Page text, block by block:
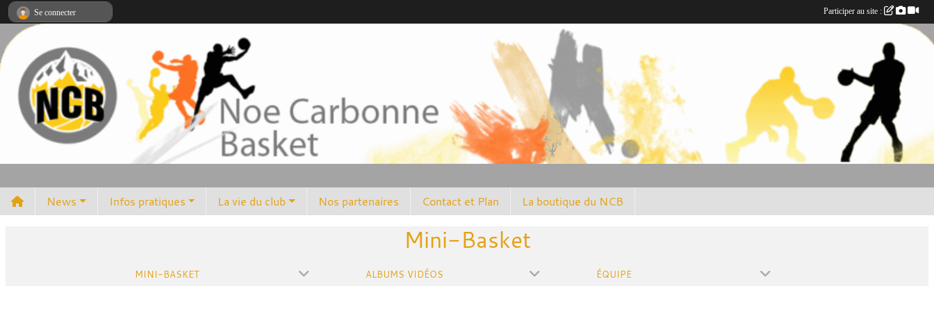
News Infos pratiques La vie du club Nos partenaires Contact et Plan La boutique du NCB
Mini-Basket
MINI-BASKET ALBUMS VIDÉOS ÉQUIPE
Se connecter Participer au site :
Panneau de gestion des cookies